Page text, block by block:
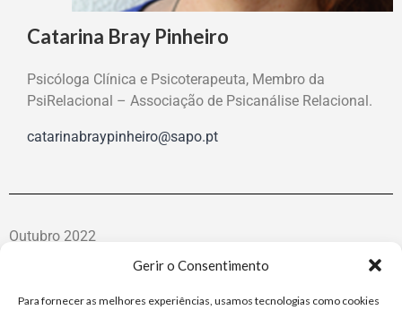
Gerir o Consentimento
Para fornecer as melhores experiências, usamos tecnologias como cookies
Catarina Bray Pinheiro
Psicóloga Clínica e Psicoterapeuta, Membro da
PsiRelacional – Associação de Psicanálise Relacional.
catarinabraypinheiro@sapo.pt
Outubro 2022
Interview with Neil Altman